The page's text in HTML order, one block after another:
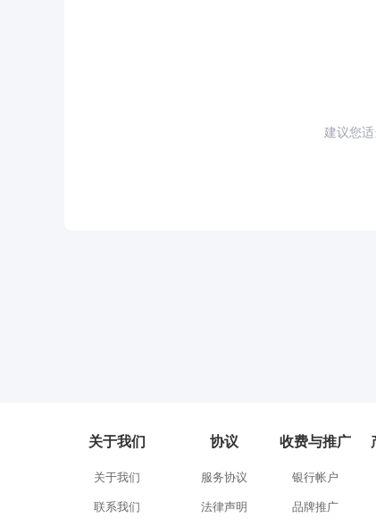
建议您
关于我们
关于我们
联系我们
协议
服务协议
法律声明
收费与推广
银行帐户
品牌推广